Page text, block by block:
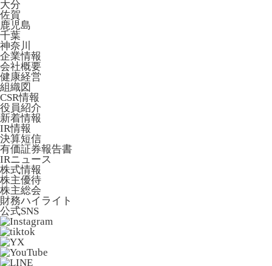
大分
佐賀
鹿児島
千葉
神奈川
企業情報
会社概要
健康経営
組織図
CSR情報
役員紹介
新着情報
IR情報
決算短信
有価証券報告書
IRニュース
株式情報
株主優待
株主総会
財務ハイライト
公式SNS